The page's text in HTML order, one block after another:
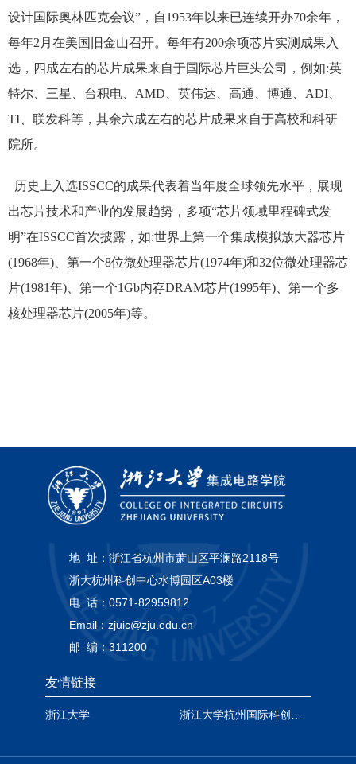
设计国际奥林匹克会议”，自1953年以来已连续开办70余年，
每年2月在美国旧金山召开。每年有200余项芯片实测成果入
选，四成左右的芯片成果来自于国际芯片巨头公司，例如:英
特尔、三星、台积电、AMD、英伟达、高通、博通、ADI、
TI、联发科等，其余六成左右的芯片成果来自于高校和科研
院所。
历史上入选ISSCC的成果代表着当年度全球领先水平，展现
出芯片技术和产业的发展趋势，多项“芯片领域里程碑式发
明”在ISSCC首次披露，如:世界上第一个集成模拟放大器芯片
(1968年)、第一个8位微处理器芯片(1974年)和32位微处理器芯
片(1981年)、第一个1Gb内存DRAM芯片(1995年)、第一个多
核处理器芯片(2005年)等。
地 址： 浙江省杭州市萧山区平澜路2118号
浙大杭州科创中心水博园区A03楼
电 话： 0571-82959812
Email： zjuic@zju.edu.cn
邮 编： 311200
友情链接
浙江大学